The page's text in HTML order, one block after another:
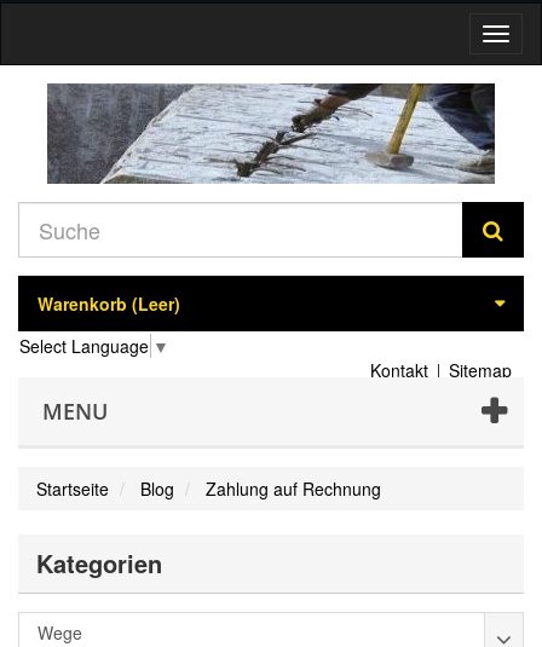
Warenkorb (Leer)
Select Language ▼
Kontakt
Sitemap
MENU
Startseite Blog Zahlung auf Rechnung
Kategorien
Wege